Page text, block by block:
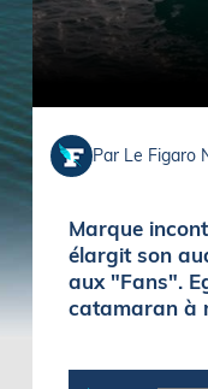
Par Le Figaro
Marque
élargit son
aux "Fans".
catamaran à